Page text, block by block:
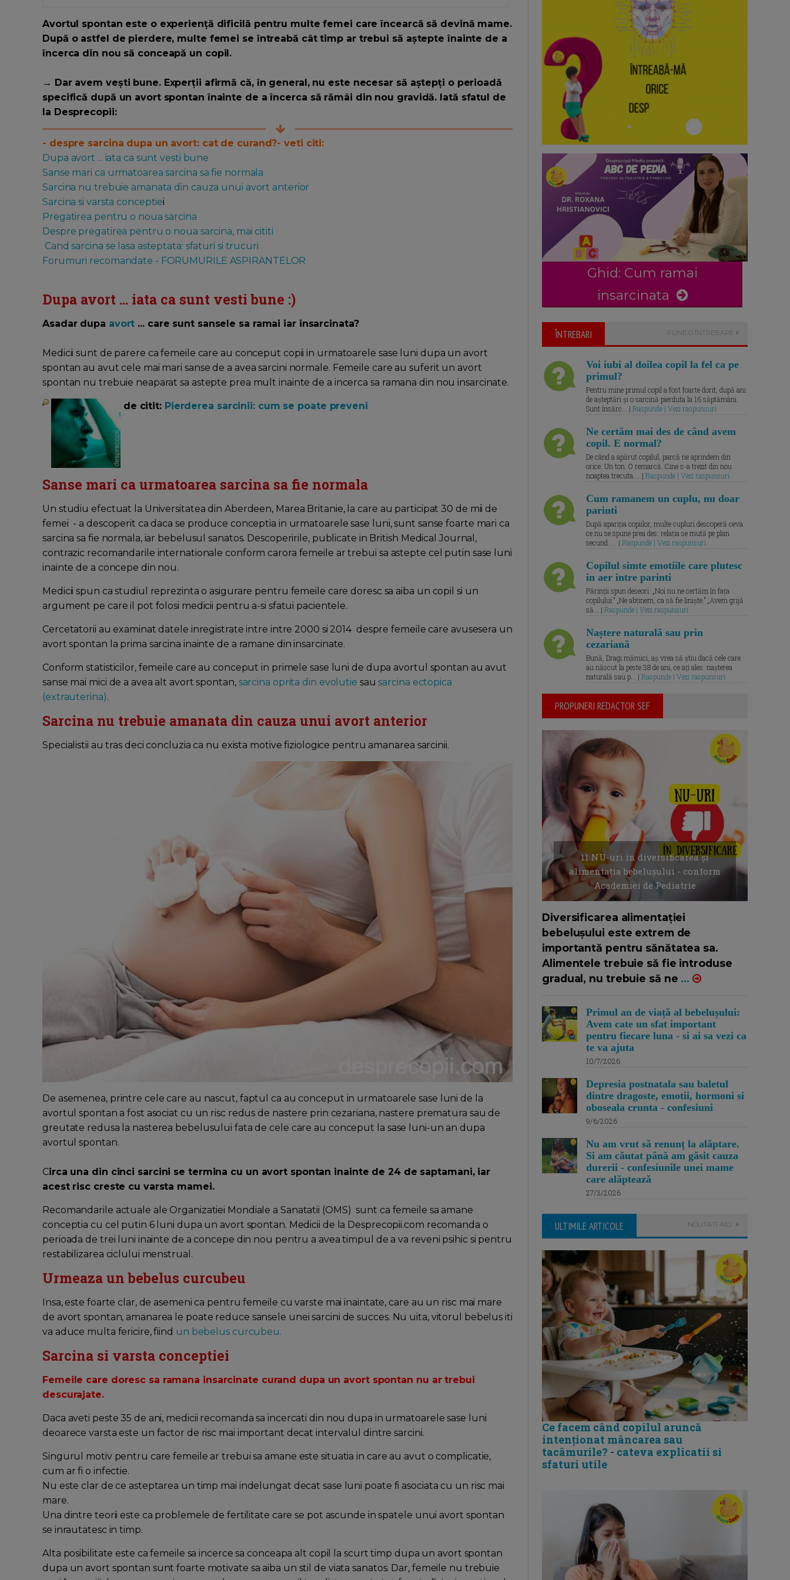
Avortul spontan este o experiență dificilă pentru multe femei care încearcă să devină mame.
După o astfel de pierdere, multe femei se întreabă cât timp ar trebui să aștepte înainte de a
încerca din nou să conceapă un copil.
→ Dar avem vești bune. Experții afirmă că, în general, nu este necesar să aștepți o perioadă
specifică după un avort spontan înainte de a încerca să rămâi din nou gravidă. Iată sfatul de
la Desprecopii:
- despre sarcina dupa un avort: cat de curand?- veti citi:
Dupa avort ... iata ca sunt vesti bune
Sanse mari ca urmatoarea sarcina sa fie normala
Sarcina nu trebuie amanata din cauza unui avort anterior
Sarcina si varsta conceptiei
Pregatirea pentru o noua sarcina
Despre pregatirea pentru o noua sarcina, mai cititi
Cand sarcina se lasa asteptata: sfaturi si trucuri
Forumuri recomandate - FORUMURILE ASPIRANTELOR
Dupa avort ... iata ca sunt vesti bune :)
Asadar dupa avort ... care sunt sansele sa ramai iar insarcinata?
Medicii sunt de parere ca femeile care au conceput copii in urmatoarele sase luni dupa un avort
spontan au avut cele mai mari sanse de a avea sarcini normale. Femeile care au suferit un avort
spontan nu trebuie neaparat sa astepte prea mult inainte de a incerca sa ramana din nou insarcinate.
de citit: Pierderea sarcinii: cum se poate preveni
Sanse mari ca urmatoarea sarcina sa fie normala
Un studiu efectuat la Universitatea din Aberdeen, Marea Britanie, la care au participat 30 de mii de
femei - a descoperit ca daca se produce conceptia in urmatoarele sase luni, sunt sanse foarte mari ca
sarcina sa fie normala, iar bebelusul sanatos. Descoperirile, publicate in British Medical Journal,
contrazic recomandarile internationale conform carora femeile ar trebui sa astepte cel putin sase luni
inainte de a concepe din nou.
Medicii spun ca studiul reprezinta o asigurare pentru femeile care doresc sa aiba un copil si un
argument pe care il pot folosi medicii pentru a-si sfatui pacientele.
Cercetatorii au examinat datele inregistrate intre intre 2000 si 2014 despre femeile care avusesera un
avort spontan la prima sarcina inainte de a ramane din insarcinate.
Conform statisticilor, femeile care au conceput in primele sase luni de dupa avortul spontan au avut
sanse mai mici de a avea alt avort spontan, sarcina oprita din evolutie sausarcina ectopica
(extrauterina).
Sarcina nu trebuie amanata din cauza unui avort anterior
Specialistii au tras deci concluzia ca nu exista motive fiziologice pentru amanarea sarcinii.
De asemenea, printre cele care au nascut, faptul ca au conceput in urmatoarele sase luni de la
avortul spontan a fost asociat cu un risc redus de nastere prin cezariana, nastere prematura sau de
greutate redusa la nasterea bebelusului fata de cele care au conceput la sase luni-un an dupa
avortul spontan.
Circa una din cinci sarcini se termina cu un avort spontan inainte de 24 de saptamani, iar
acest risc creste cu varsta mamei.
Recomandarile actuale ale Organizatiei Mondiale a Sanatatii (OMS) sunt ca femeile sa amane
conceptia cu cel putin 6 luni dupa un avort spontan. Medicii de la Desprecopii.com recomanda o
perioada de trei luni inainte de a concepe din nou pentru a avea timpul de a va reveni psihic si pentru
restabilizarea ciclului menstrual.
Urmeaza un bebelus curcubeu
Insa, este foarte clar, de asemeni ca pentru femeile cu varste mai inaintate, care au un risc mai mare
de avort spontan, amanarea le poate reduce sansele unei sarcini de succes. Nu uita, vitorul bebelus iti
va aduce multa fericire, fiind un bebelus curcubeu.
Sarcina si varsta conceptiei
Femeile care doresc sa ramana insarcinate curand dupa un avort spontan nu ar trebui
descurajate.
Daca aveti peste 35 de ani, medicii recomanda sa incercati din nou dupa in urmatoarele sase luni
deoarece varsta este un factor de risc mai important decat intervalul dintre sarcini.
Singurul motiv pentru care femeile ar trebui sa amane este situatia in care au avut o complicatie,
cum ar fi o infectie.
Nu este clar de ce asteptarea un timp mai indelungat decat sase luni poate fi asociata cu un risc mai
mare.
Una dintre teorii este ca problemele de fertilitate care se pot ascunde in spatele unui avort spontan
se inrautatesc in timp.
Alta posibilitate este ca femeile sa incerce sa conceapa alt copil la scurt timp dupa un avort spontan
dupa un avort spontan sunt foarte motivate sa aiba un stil de viata sanatos. Dar, femeile nu trebuie
Ghid: Cum ramai
insarcinata
ÎNTREBARI PUNE O ÎNTREBARE
Voi iubi al doilea copil la fel ca pe
primul?
Pentru mine primul copil a fost foarte dorit, după ani
de așteptări și o sarcină pierduta la 16 săptămâni.
Sunt însărc... | Raspunde | Vezi raspunsuri
Ne certăm mai des de când avem
copil. E normal?
De când a apărut copilul, parcă ne aprindem din
orice. Un ton. O remarcă. Cine s-a trezit din nou
noaptea trecuta.... | Raspunde | Vezi raspunsuri
Cum ramanem un cuplu, nu doar
parinti
După apariția copiilor, multe cupluri descoperă ceva
ce nu se spune prea des: relația se mută pe plan
secund. ... | Raspunde | Vezi raspunsuri
Copilul simte emotiile care plutesc
in aer intre parinti
Părinții spun deseori: „Noi nu ne certăm în fața
copilului.” „Ne abținem, ca să fie liniște.” „Avem grijă
să... | Raspunde | Vezi raspunsuri
Naștere naturală sau prin
cezariană
Bună, Dragi mămici, aș vrea să știu dacă cele care
au născut la peste 38 de ani, ce ați ales: nașterea
naturală sau p... | Raspunde | Vezi raspunsuri
PROPUNERI REDACTOR SEF
11 NU-uri in diversificarea și
alimentația bebelușului - conform
Academiei de Pediatrie
Diversificarea alimentației
bebelușului este extrem de
importantă pentru sănătatea sa.
Alimentele trebuie să fie introduse
gradual, nu trebuie să ne ...
Primul an de viață al bebelușului:
Avem cate un sfat important
pentru fiecare luna - si ai sa vezi ca
te va ajuta
10/7/2026
Depresia postnatala sau baletul
dintre dragoste, emotii, hormoni si
oboseala crunta - confesiuni
9/6/2026
Nu am vrut să renunț la alăptare.
Si am căutat până am găsit cauza
durerii - confesiunile unei mame
care alăptează
27/3/2026
ULTIMILE ARTICOLE NOUTATI AICI
Ce facem când copilul aruncă
intenționat mâncarea sau
tacâmurile? - cateva explicatii si
sfaturi utile